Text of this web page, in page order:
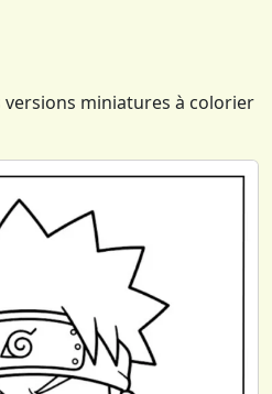
versions miniatures à colorier